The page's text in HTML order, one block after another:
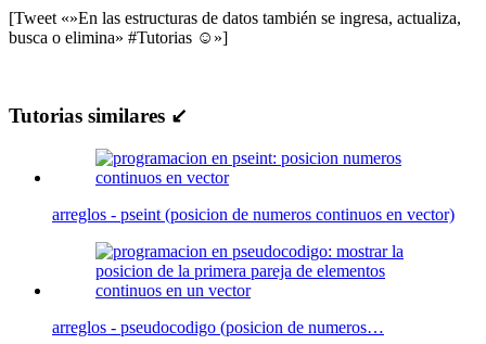
[Tweet «»En las estructuras de datos también se ingresa, actualiza,
busca o elimina» #Tutorias ☺»]
Tutorias similares ↙
arreglos - pseint (posicion de numeros continuos en vector)
arreglos - pseudocodigo (posicion de numeros…